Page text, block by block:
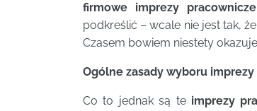
firmowe imprezy pracownicze
podkreślić – wcale nie jest tak, że
Czasem bowiem niestety
Ogólne zasady wyboru
Co to jednak są te imprezy